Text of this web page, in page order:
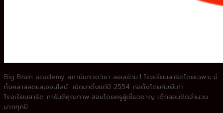
Big Brain academy สถาบันกวดวิชา สอบเข้าม.1 โรงเรียนสาธิตโดยเฉพาะ มี
ทั้งคลาสสดและออนไลน์ เปิดมาตั้งแต่ปี 2554 ก่อตั้งโดยศิษย์เก่า
โรงเรียนสาธิต การันตีคุณภาพ สอนโดยครูผู้เชี่ยวชาญ เด็กสอบติดจำนวน
มากทุกปี